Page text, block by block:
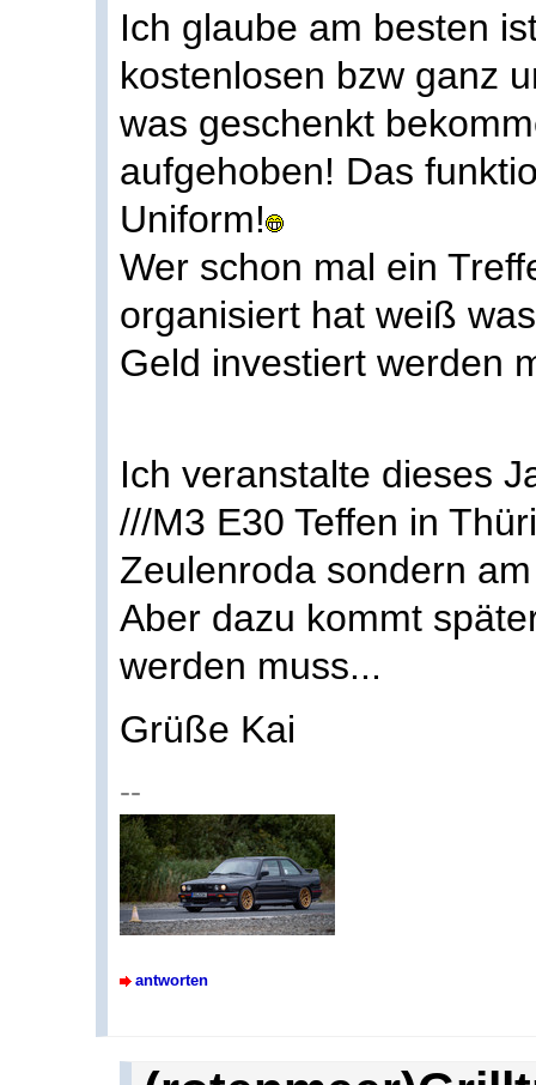
Ich glaube am besten
kostenlosen bzw ganz
was geschenkt
aufgehoben! Das
Uniform!
Wer schon mal ein
organisiert hat weiß
Geld investiert werden
Ich veranstalte dieses
///M3 E30 Teffen in
Zeulenroda sondern
Aber dazu kommt
werden muss...
Grüße Kai
--
antworten